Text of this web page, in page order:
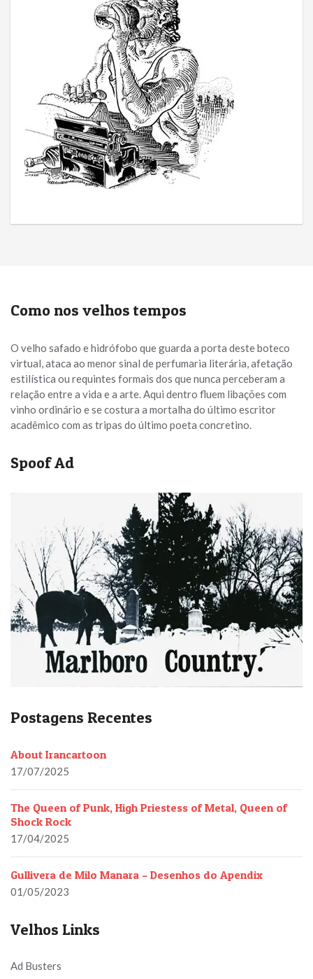
Como nos velhos tempos
O velho safado e hidrófobo que guarda a porta deste boteco
virtual, ataca ao menor sinal de perfumaria literária, afetação
estilística ou requintes formais dos que nunca perceberam a
relação entre a vida e a arte. Aqui dentro fluem libações com
vinho ordinário e se costura a mortalha do último escritor
acadêmico com as tripas do último poeta concretino.
Spoof Ad
Postagens Recentes
About Irancartoon
17/07/2025
The Queen of Punk, High Priestess of Metal, Queen of
Shock Rock
17/04/2025
Gullivera de Milo Manara – Desenhos do Apendix
01/05/2023
Velhos Links
Ad Busters